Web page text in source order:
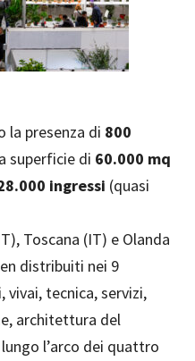
la presenza di 800
superficie di 60.000 mq
ingressi (quasi
Toscana (IT) e Olanda
distribuiti nei 9
tecnica, servizi,
architettura del
l’arco dei quattro